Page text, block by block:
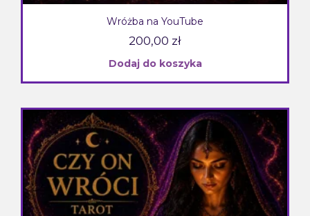
Wróżba na YouTube
200,00 zł
Dodaj do koszyka